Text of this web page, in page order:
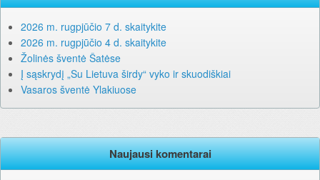
2026 m. rugpjūčio 7 d. skaitykite
2026 m. rugpjūčio 4 d. skaitykite
Žolinės šventė Šatėse
Į sąskrydį „Su Lietuva širdy“ vyko ir skuodiškiai
Vasaros šventė Ylakiuose
Naujausi komentarai